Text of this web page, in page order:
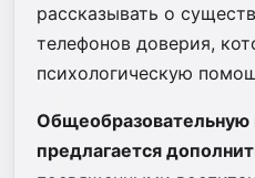
рассказывать о
телефонов доверия,
психологическую
Общеобразовательную
предлагается